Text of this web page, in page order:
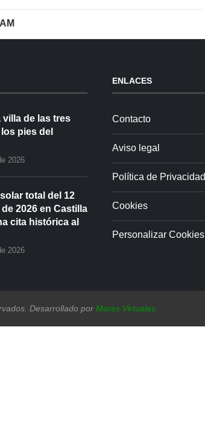
villa de las tres
pies del
2026
total del 12
2026 en Castilla
cita histórica al
2026
ENLACES
Contacto
Aviso legal
Política de Privacidad
Cookies
Personalizar Cookies
Desarrollado por Mares Virtuales